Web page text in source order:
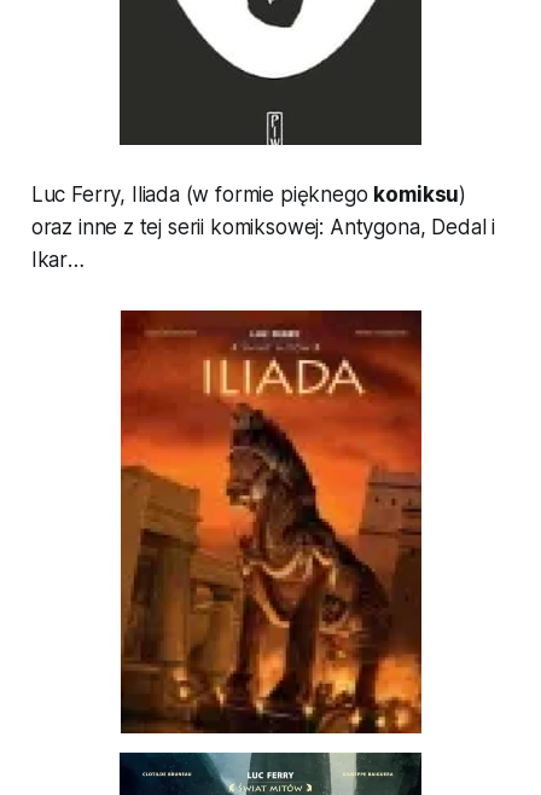
Luc Ferry, Iliada(w formie pięknego komiksu)
oraz inne z tej serii komiksowej: Antygona, Dedal i
Ikar…